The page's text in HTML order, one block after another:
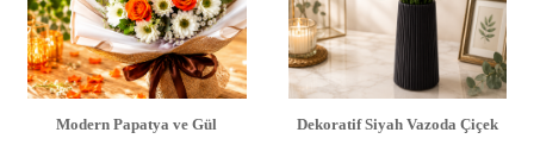
Modern Papatya ve Gül
Dekoratif Siyah Vazoda Çiçek